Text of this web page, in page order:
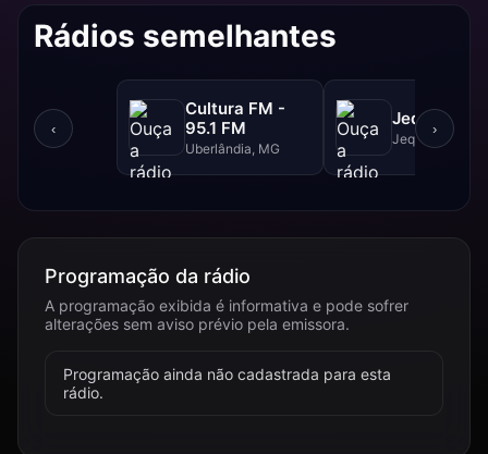
Rádios semelhantes
‹
Cultura FM -
95.1 FM
Uberlândia, MG
Jequitibá
Jequitibá, MG
›
Programação da rádio
A programação exibida é informativa e pode sofrer
alterações sem aviso prévio pela emissora.
Programação ainda não cadastrada para esta
rádio.